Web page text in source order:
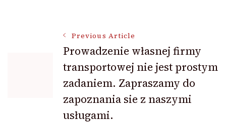
Navigation
Previous Article
Prowadzenie własnej firmy
transportowej nie jest prostym
zadaniem. Zapraszamy do
zapoznania sie z naszymi
usługami.